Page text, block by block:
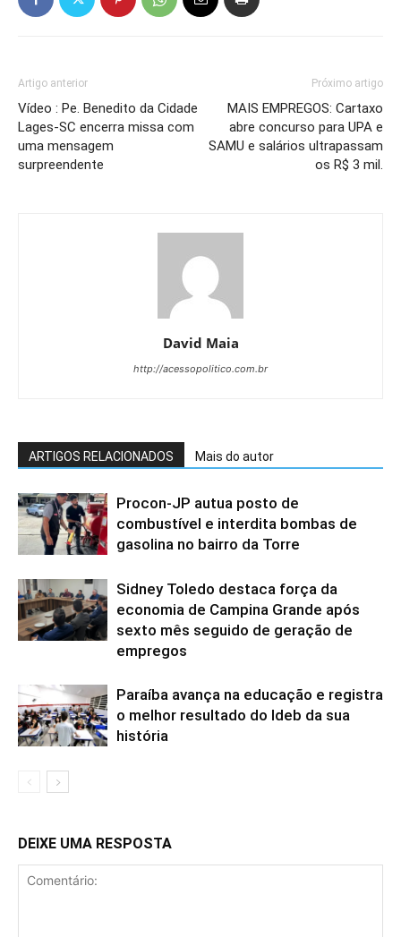
Artigo anterior
Vídeo : Pe. Benedito da Cidade
Lages-SC encerra missa com
uma mensagem
surpreendente
Próximo artigo
MAIS EMPREGOS: Cartaxo
abre concurso para UPA e
SAMU e salários ultrapassam
os R$ 3 mil.
David Maia
http://acessopolitico.com.br
ARTIGOS RELACIONADOS Mais do autor
Procon-JP autua posto de
combustível e interdita bombas de
gasolina no bairro da Torre
Sidney Toledo destaca força da
economia de Campina Grande após
sexto mês seguido de geração de
empregos
Paraíba avança na educação e registra
o melhor resultado do Ideb da sua
história
DEIXE UMA RESPOSTA